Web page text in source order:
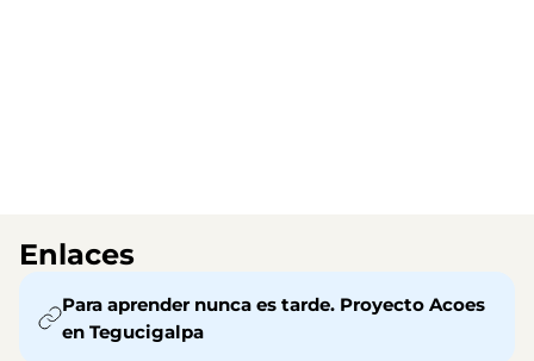
Enlaces
Para aprender nunca es tarde. Proyecto Acoes
en Tegucigalpa